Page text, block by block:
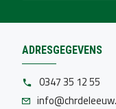
ADRESGEGEVENS
0347 35 12 55